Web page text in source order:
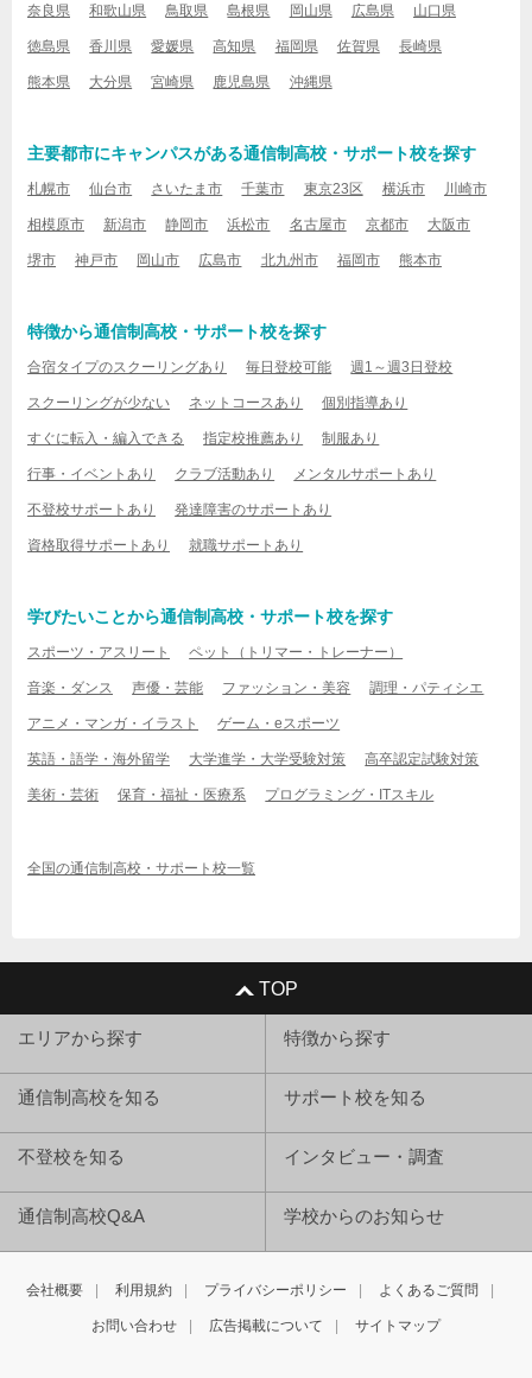
奈良県 和歌山県 鳥取県 島根県 岡山県 広島県 山口県
徳島県 香川県 愛媛県 高知県 福岡県 佐賀県 長崎県
熊本県 大分県 宮崎県 鹿児島県 沖縄県
主要都市にキャンパスがある通信制高校・サポート校を探す
札幌市 仙台市 さいたま市 千葉市 東京23区 横浜市 川崎市
相模原市 新潟市 静岡市 浜松市 名古屋市 京都市 大阪市
堺市 神戸市 岡山市 広島市 北九州市 福岡市 熊本市
特徴から通信制高校・サポート校を探す
合宿タイプのスクーリングあり 毎日登校可能 週1～週3日登校
スクーリングが少ない ネットコースあり 個別指導あり
すぐに転入・編入できる 指定校推薦あり 制服あり
行事・イベントあり クラブ活動あり メンタルサポートあり
不登校サポートあり 発達障害のサポートあり
資格取得サポートあり 就職サポートあり
学びたいことから通信制高校・サポート校を探す
スポーツ・アスリート ペット（トリマー・トレーナー）
音楽・ダンス 声優・芸能 ファッション・美容 調理・パティシエ
アニメ・マンガ・イラスト ゲーム・eスポーツ
英語・語学・海外留学 大学進学・大学受験対策 高卒認定試験対策
美術・芸術 保育・福祉・医療系 プログラミング・ITスキル
全国の通信制高校・サポート校一覧
TOP
エリアから探す 特徴から探す
通信制高校を知る サポート校を知る
不登校を知る インタビュー・調査
通信制高校Q&A 学校からのお知らせ
会社概要 利用規約 プライバシーポリシー よくあるご質問
お問い合わせ 広告掲載について サイトマップ